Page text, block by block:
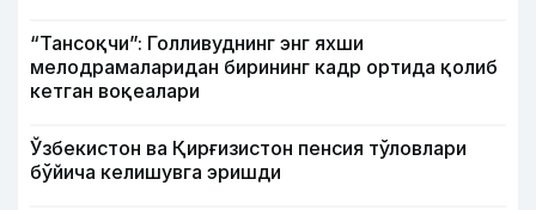
“Тансоқчи”: Голливуднинг энг яхши
мелодрамаларидан бирининг кадр ортида қолиб
кетган воқеалари
Ўзбекистон ва Қирғизистон пенсия тўловлари
бўйича келишувга эришди